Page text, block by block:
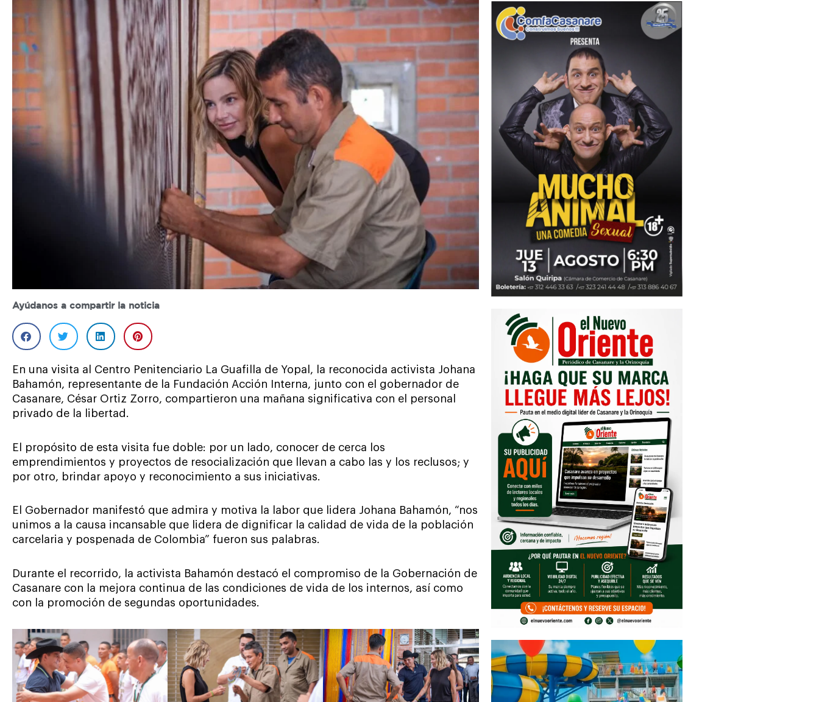
Ayúdanos a compartir la noticia
En una visita al Centro Penitenciario La Guafilla de Yopal, la reconocida activista Johana
Bahamón, representante de la Fundación Acción Interna, junto con el gobernador de
Casanare, César Ortiz Zorro, compartieron una mañana significativa con el personal
privado de la libertad.
El propósito de esta visita fue doble: por un lado, conocer de cerca los
emprendimientos y proyectos de resocialización que llevan a cabo las y los reclusos; y
por otro, brindar apoyo y reconocimiento a sus iniciativas.
El Gobernador manifestó que admira y motiva la labor que lidera Johana Bahamón, “nos
unimos a la causa incansable que lidera de dignificar la calidad de vida de la población
carcelaria y pospenada de Colombia” fueron sus palabras.
Durante el recorrido, la activista Bahamón destacó el compromiso de la Gobernación de
Casanare con la mejora continua de las condiciones de vida de los internos, así como
con la promoción de segundas oportunidades.